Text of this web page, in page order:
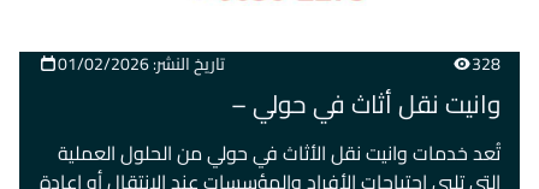
328 تاريخ النشر: 01/02/2026
وانيت نقل أثاث في حولي –
تُعد خدمات وانيت نقل الأثاث في حولي من الحلول العملية
التي تلبي احتياجات الأفراد والمؤسسات عند الانتقال أو إعادة